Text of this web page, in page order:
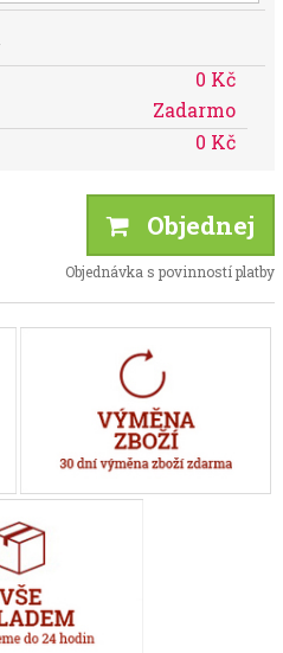
0 Kč
Zadarmo
0 Kč
Objednej
Objednávka s povinností platby